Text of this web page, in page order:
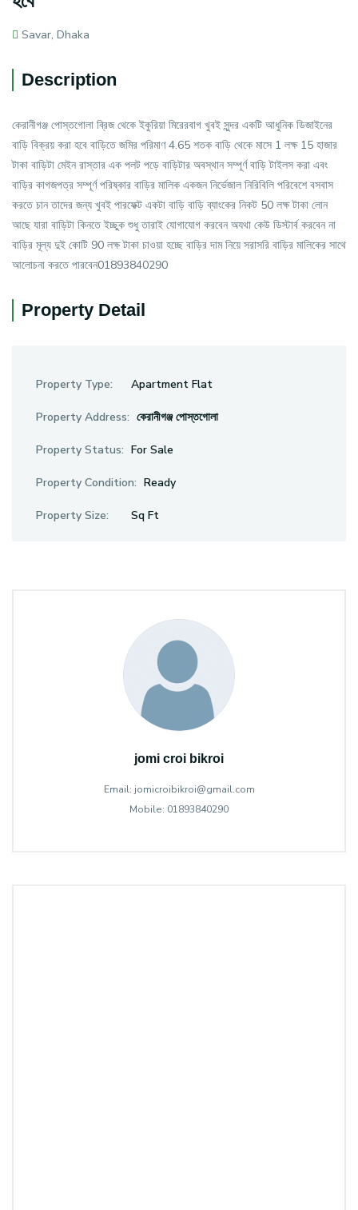
Savar, Dhaka
Description
কেরানীগঞ্জ পোস্তগোলা ব্রিজ থেকে ইকুরিয়া মিরেরবাগ খুবই সুন্দর একটি আধুনিক ডিজাইনের
বাড়ি বিক্রয় করা হবে বাড়িতে জমির পরিমাণ 4.65 শতক বাড়ি থেকে মাসে 1 লক্ষ 15 হাজার
টাকা বাড়িটা মেইন রাস্তার এক পলট পড়ে বাড়িটার অবস্থান সম্পূর্ণ বাড়ি টাইলস করা এবং
বাড়ির কাগজপত্র সম্পূর্ণ পরিষ্কার বাড়ির মালিক একজন নির্ভেজাল নিরিবিলি পরিবেশে বসবাস
করতে চান তাদের জন্য খুবই পারফেক্ট একটা বাড়ি বাড়ি ব্যাংকের নিকট 50 লক্ষ টাকা লোন
আছে যারা বাড়িটা কিনতে ইচ্ছুক শুধু তারাই যোগাযোগ করবেন অযথা কেউ ডিস্টার্ব করবেন না
বাড়ির মূল্য দুই কোটি 90 লক্ষ টাকা চাওয়া হচ্ছে বাড়ির দাম নিয়ে সরাসরি বাড়ির মালিকের সাথে
আলোচনা করতে পারবেন01893840290
Property Detail
Property Type: Apartment Flat
Property Address: কেরানীগঞ্জ পোস্তগোলা
Property Status: For Sale
Property Condition: Ready
Property Size: Sq Ft
jomi croi bikroi
Email: jomicroibikroi@gmail.com
Mobile: 01893840290